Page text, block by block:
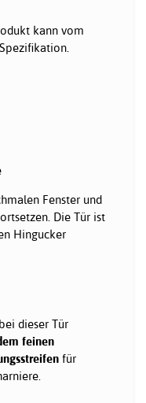
kann vom
Fenster und
Die Tür ist
Hingucker
dieser Tür
feinen
für